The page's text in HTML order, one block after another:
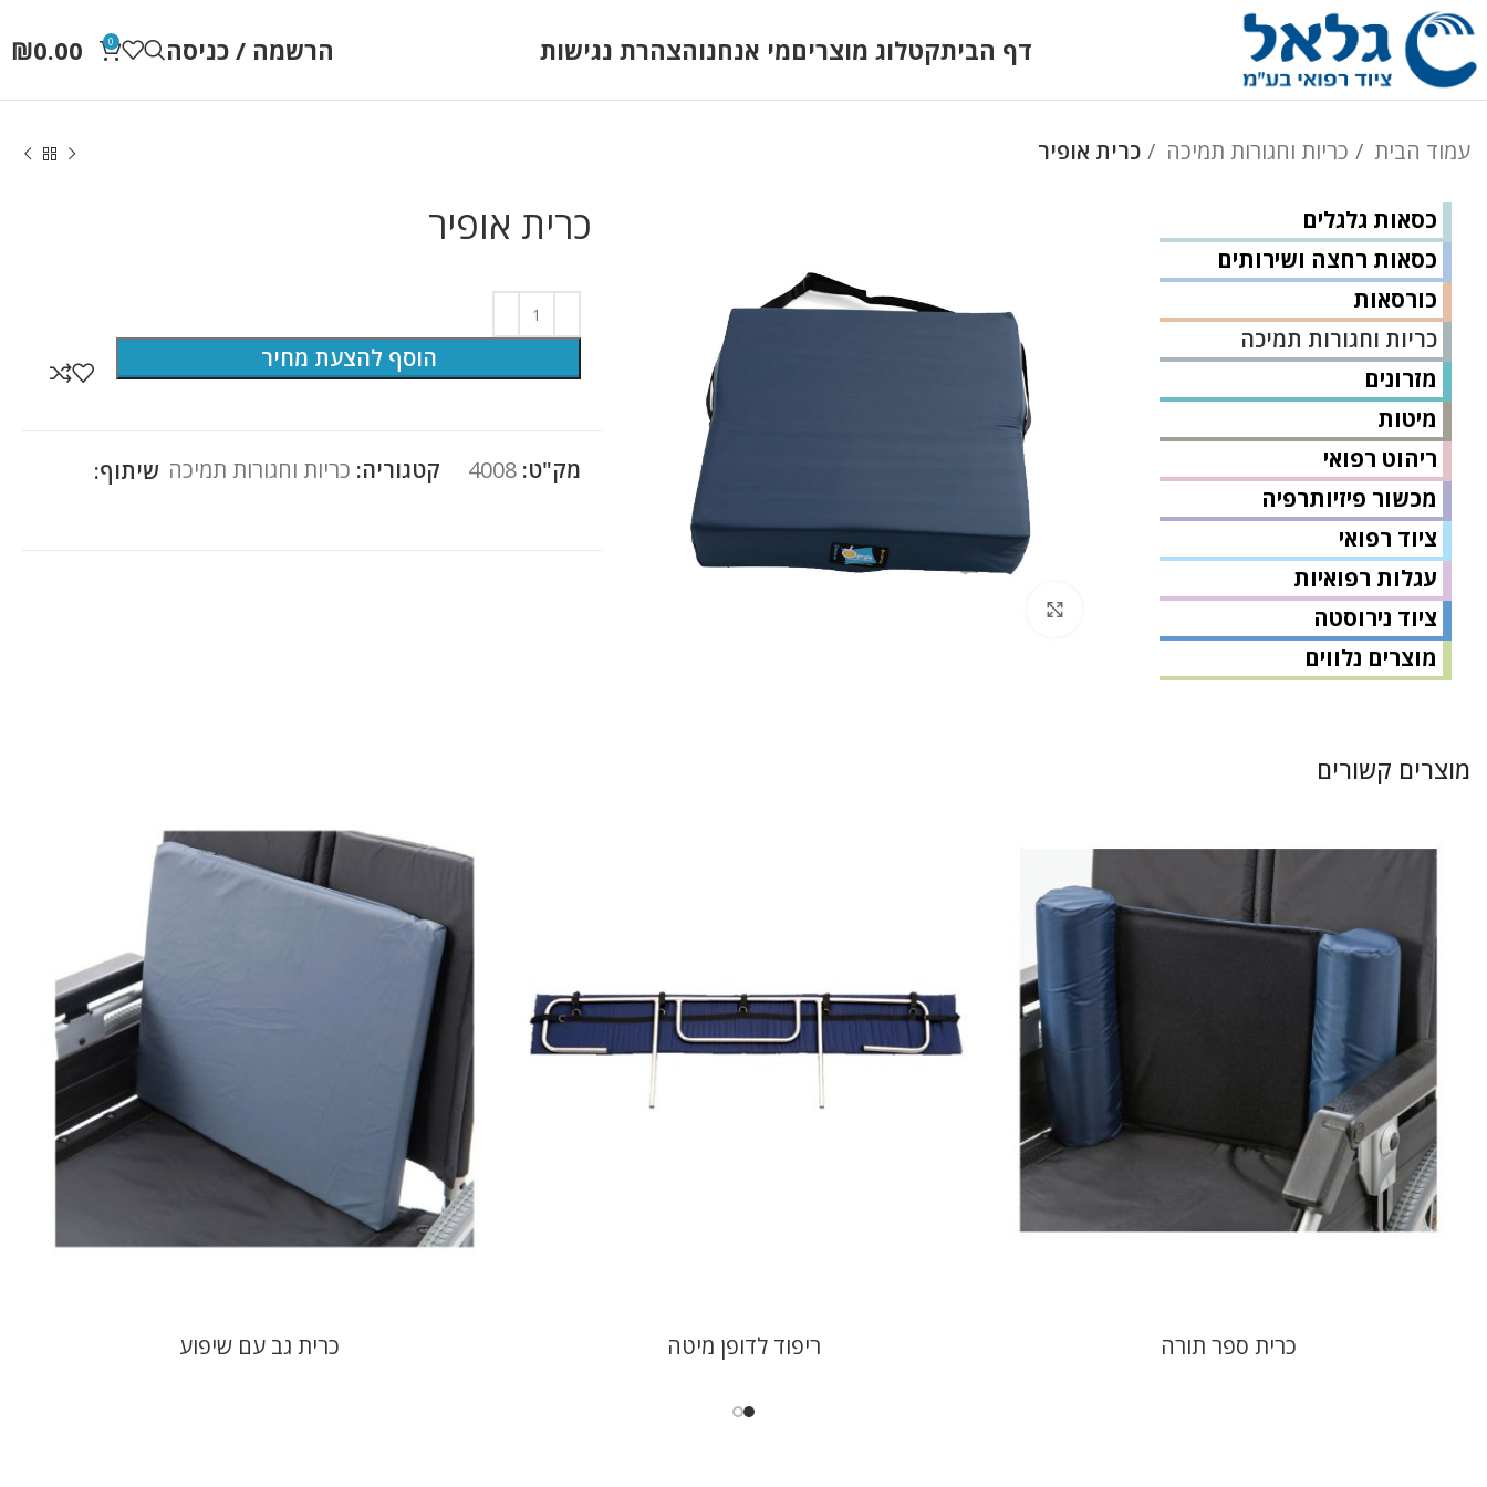
דף הביתקטלוג מוצריםמי אנחנוהצהרת נגישות הרשמה / כניסה 0
₪0.00
עמוד הבית כריות וחגורות תמיכה כרית אופיר
כסאות גלגלים
כסאות רחצה ושירותים
כורסאות
כריות וחגורות תמיכה
מזרונים
מיטות
ריהוט רפואי
מכשור פיזיותרפיה
ציוד רפואי
עגלות רפואיות
ציוד נירוסטה
מוצרים נלווים
כרית אופיר
הוסף להצעת מחיר
מק"ט: 4008 קטגוריה: כריות וחגורות תמיכה שיתוף:
מוצרים קשורים
כרית ספר תורה ריפוד לדופן מיטה כרית גב עם שיפוע